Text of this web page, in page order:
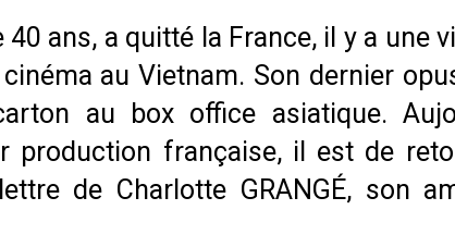
ans, a quitté la France, il y a une
au Vietnam. Son dernier
au box office asiatique.
production française, il est de
de Charlotte GRANGÉ, son